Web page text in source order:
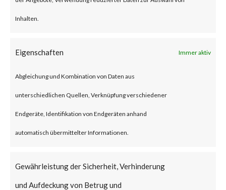
Inhalten.
Eigenschaften Immer aktiv
Abgleichung und Kombination von Daten aus
unterschiedlichen Quellen, Verknüpfung verschiedener
Endgeräte, Identifikation von Endgeräten anhand
automatisch übermittelter Informationen.
Gewährleistung der Sicherheit, Verhinderung
und Aufdeckung von Betrug und
To be vulnerable, those products
gateway or as an
authentication, authorization
and auditing (AAA) virtual
server. The advisory also states
that Citrix managed servers are
is required.